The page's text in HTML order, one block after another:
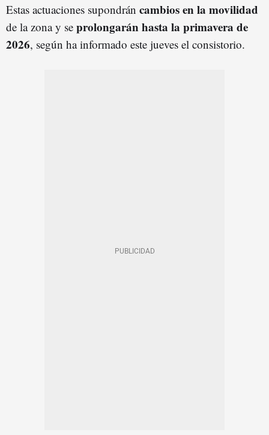
Estas actuaciones supondrán cambios en la movilidad
de la zona y se prolongarán hasta la primavera de
2026, según ha informado este jueves el consistorio.